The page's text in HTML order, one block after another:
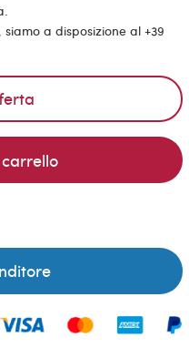
a disposizione al +39